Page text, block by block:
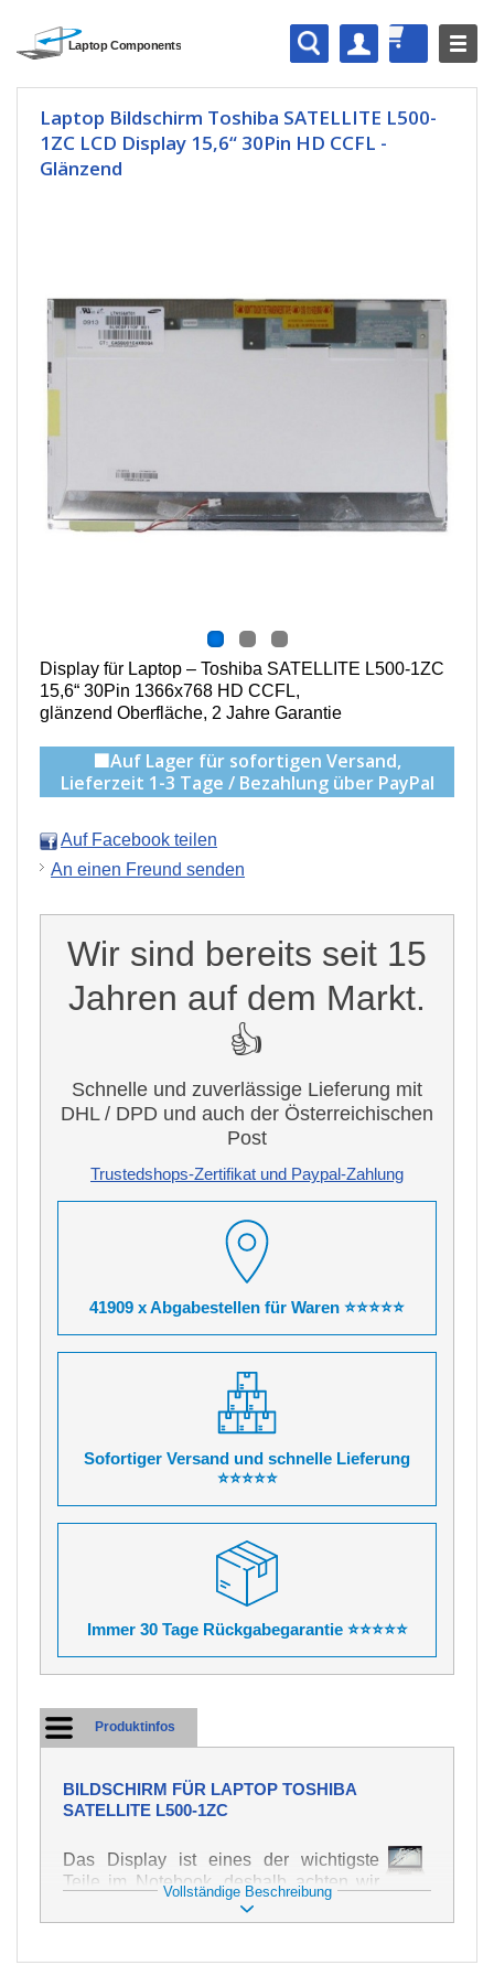
Laptop Bildschirm Toshiba SATELLITE L500-
1ZC LCD Display 15,6“ 30Pin HD CCFL -
Glänzend
Display für Laptop – Toshiba SATELLITE L500-1ZC
15,6“ 30Pin 1366x768 HD CCFL,
g länzend Oberfläche, 2 Jahre Garantie
🟩Auf Lager für sofortigen Versand,
Lieferzeit 1-3 Tage / Bezahlung über PayPal
Auf Facebook teilen
An einen Freund senden
Wir sind bereits seit 15
Jahren auf dem Markt.
👍
Schnelle und zuverlässige Lieferung mit
DHL / DPD und auch der Österreichischen
Post
Trustedshops-Zertifikat und Paypal-Zahlung
41909 x Abgabestellen für Waren ⭐⭐⭐⭐⭐
Sofortiger Versand und schnelle Lieferung
⭐⭐⭐⭐⭐
Immer 30 Tage Rückgabegarantie ⭐⭐⭐⭐⭐
Produktinfos
BILDSCHIRM FÜR LAPTOP TOSHIBA
SATELLITE L500-1ZC
Das Display ist eines der wichtigste
Teile im Notebook, deshalb achten wir
auf höchste Qualität dieses Ersatzteils.
Er dient zur Darstellung von Texten und
Vollständige Beschreibung